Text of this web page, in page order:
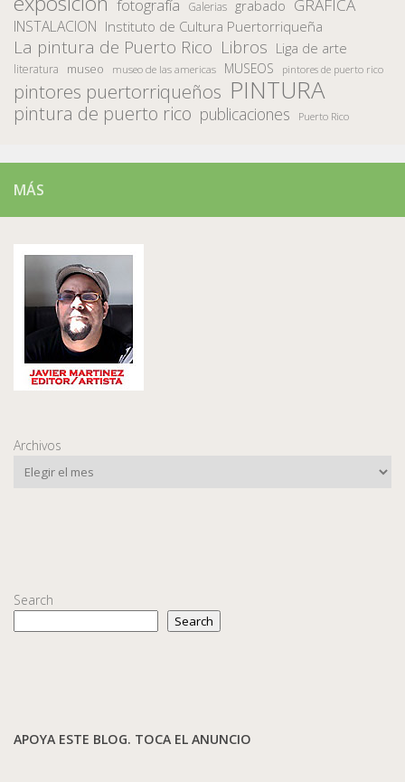
fotografía Galerias grabado GRAFICA
INSTALACION Instituto de Cultura Puertorriqueña
La pintura de Puerto Rico Libros Liga de arte
literatura museo museo de las americas MUSEOS pintores de puerto rico
pintores puertorriqueños PINTURA
pintura de puerto rico publicaciones Puerto Rico
MÁS
Archivos
Search
Search
APOYA ESTE BLOG. TOCA EL ANUNCIO